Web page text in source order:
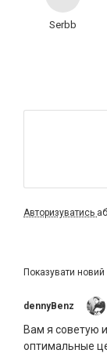
Serbb
Авторизуватись
Показувати
dennyBenz
Вам я советую
оптимальные